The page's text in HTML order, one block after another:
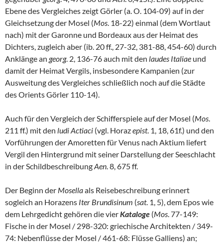
Ebene des Vergleiches zeigt Görler (a. O. 104-09) auf in der
Gleichsetzung der Mosel (Mos. 18-22) einmal (dem Wortlaut
nach) mit der Garonne und Bordeaux aus der Heimat des
Dichters, zugleich aber (ib. 20 ff., 27-32, 381-88, 454-60) durch
Anklänge an georg. 2, 136-76 auch mit den laudes Italiae und
damit der Heimat Vergils, insbesondere Kampanien (zur
Ausweitung des Vergleiches schließlich noch auf die Städte
des Orients Görler 110-14).
Auch für den Vergleich der Schifferspiele auf der Mosel (Mos.
211 ff.) mit den ludi Actiaci (vgl. Horazepist. 1, 18, 61f.) und den
Vorführungen der Amoretten für Venus nach Aktium liefert
Vergil den Hintergrund mit seiner Darstellung der Seeschlacht
in der SchildbeschreibungAen. 8, 675 ff.
Der Beginn der Mosellaals Reisebeschreibung erinnert
sogleich an Horazens Iter Brundisinum (sat. 1, 5), dem Epos wie
dem Lehrgedicht gehören die vierKataloge (Mos. 77-149:
Fische in der Mosel / 298-320: griechische Architekten / 349-
74: Nebenflüsse der Mosel / 461-68: Flüsse Galliens) an;